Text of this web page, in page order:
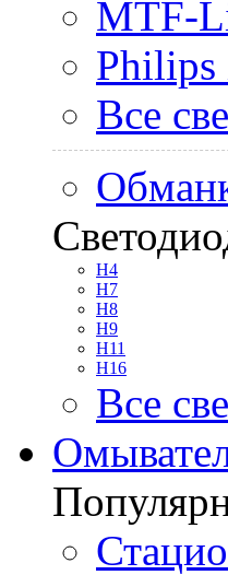
MTF-
Philips
Все
H4
H7
H8
H9
H11
H16
Все